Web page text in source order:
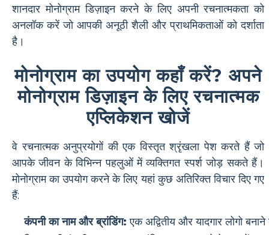
शानदार मोनोग्राम डिज़ाइन करने के लिए अपनी रचनात्मकता को
अनलॉक करें जो आपकी अनूठी शैली और प्राथमिकताओं को दर्शाता
है।
मोनोग्राम का उपयोग कहाँ करें? अपने
मोनोग्राम डिज़ाइन के लिए रचनात्मक
एप्लिकेशन खोजें
वे रचनात्मक अनुप्रयोगों की एक विस्तृत श्रृंखला पेश करते हैं जो
आपके जीवन के विभिन्न पहलुओं में व्यक्तिगत स्पर्श जोड़ सकते हैं।
मोनोग्राम का उपयोग करने के लिए यहां कुछ अतिरिक्त विचार दिए गए
हैं:
कंपनी का नाम और ब्रांडिंग: एक अद्वितीय और यादगार लोगो